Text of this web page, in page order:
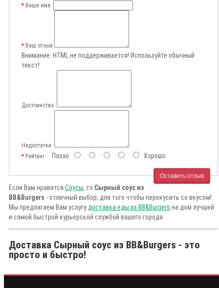
Ваше имя:
Ваш отзыв
Внимание: HTML не поддерживается! Используйте обычный
текст!
Достоинства:
Недостатки:
РейтингПлохо Хорошо
Оставить отзыв
Если Вам нравятся Соусы, то Сырный соус из
BB&Burgers - отличный выбор, для того чтобы перекусить со вкусом!
Мы предлагаем Вам услугу доставка еды из BB&Burgers на дом лучшей
и самой быстрой курьерской службой вашего города.
Доставка Сырный соус из BB&Burgers - это
просто и быстро!